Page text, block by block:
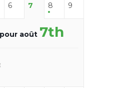
6 7 8 9
août 7th